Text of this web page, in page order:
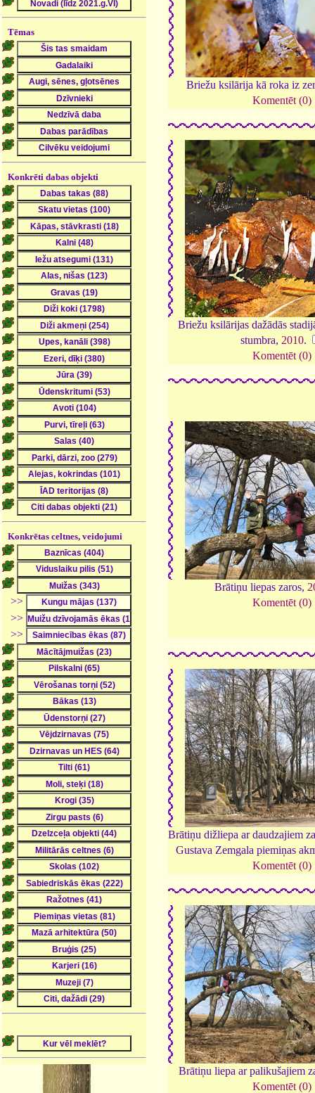
Tēmas
Konkrēti dabas objekti
Konkrētas celtnes, veidojumi
>>
>>
>>
Briežu ksilārija kā roka iz
Komentēt (0)
Briežu ksilārijas dažādās
stumbra, 2010.
Komentēt (0)
Brātiņu liepas zaros,
Komentēt (0)
Brātiņu dižliepa ar daudzajiem
Gustava Zemgala piemiņas
Komentēt (0)
Brātiņu liepa ar palikušajiem
Komentēt (0)